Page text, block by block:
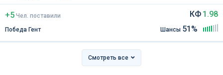
+5 Чел. поставили
Победа Гент
КФ 1.98
Шансы 51%
Смотреть все